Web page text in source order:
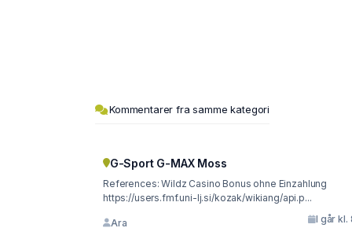
Kommentarer fra samme kategori
G-Sport G-MAX Moss
References: Wildz Casino Bonus ohne Einzahlung
https://users.fmf.uni-lj.si/kozak/wikiang/api.p...
Ara I går kl.